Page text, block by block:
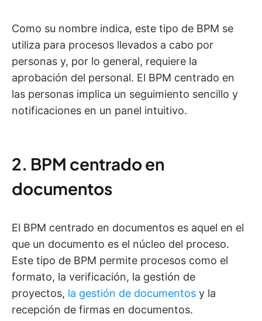
Como su nombre indica, este tipo de BPM se
utiliza para procesos llevados a cabo por
personas y, por lo general, requiere la
aprobación del personal. El BPM centrado en
las personas implica un seguimiento sencillo y
notificaciones en un panel intuitivo.
2. BPM centrado en
documentos
El BPM centrado en documentos es aquel en el
que un documento es el núcleo del proceso.
Este tipo de BPM permite procesos como el
formato, la verificación, la gestión de
proyectos, la gestión de documentos y la
recepción de firmas en documentos.